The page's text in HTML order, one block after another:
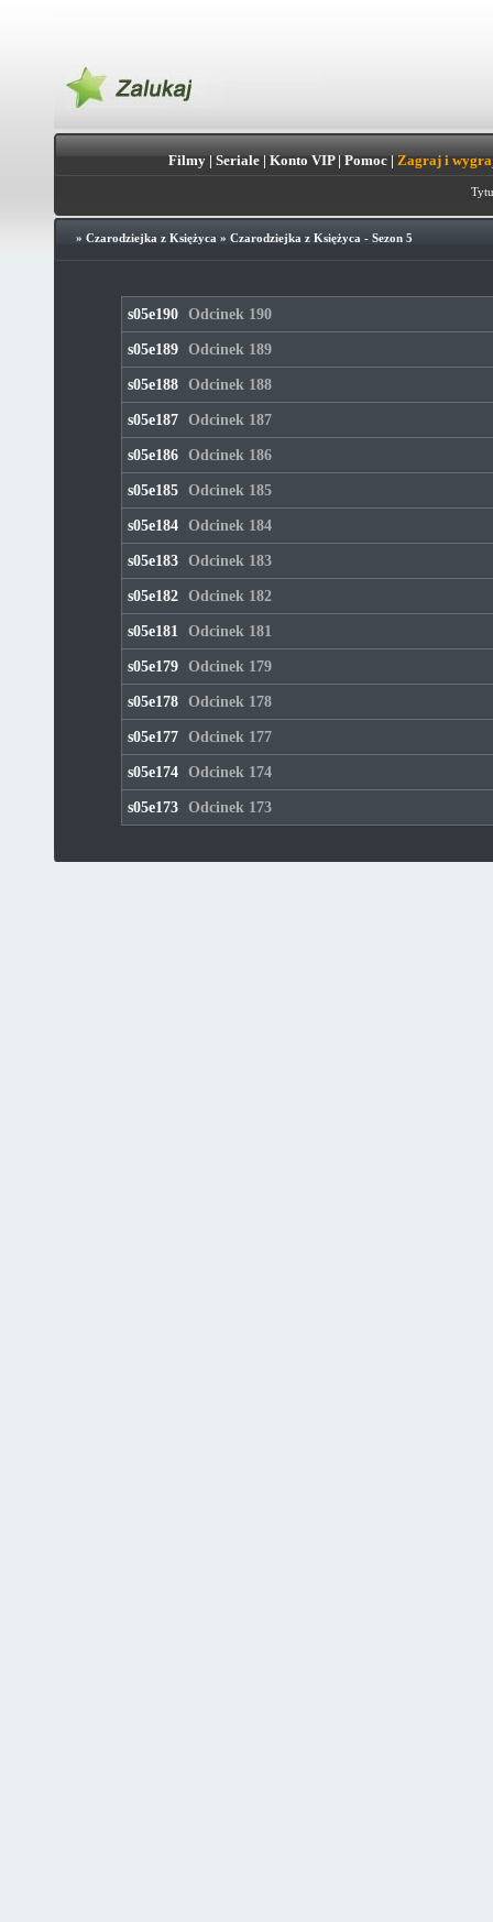
Filmy| Seriale| Konto VIP| Pomoc| Zagraj i
» Czarodziejka z Księżyca » Czarodziejka z Księżyca - Sezon 5
s05e190 Odcinek 190
s05e189 Odcinek 189
s05e188 Odcinek 188
s05e187 Odcinek 187
s05e186 Odcinek 186
s05e185 Odcinek 185
s05e184 Odcinek 184
s05e183 Odcinek 183
s05e182 Odcinek 182
s05e181 Odcinek 181
s05e179 Odcinek 179
s05e178 Odcinek 178
s05e177 Odcinek 177
s05e174 Odcinek 174
s05e173 Odcinek 173